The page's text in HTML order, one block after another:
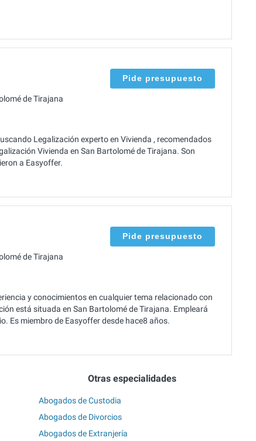
de Tirajana
Pide presupuesto
Legalización experto en Vivienda , recomendados
Vivienda en San Bartolomé de Tirajana. Son
a Easyoffer.
de Tirajana
Pide presupuesto
y conocimientos en cualquier tema relacionado con
está situada en San Bartolomé de Tirajana. Empleará
Es miembro de Easyoffer desde hace8 años.
Otras especialidades
Abogados de Custodia
Abogados de Divorcios
Abogados de Extranjería